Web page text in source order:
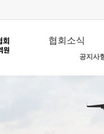
협회소식
공지사